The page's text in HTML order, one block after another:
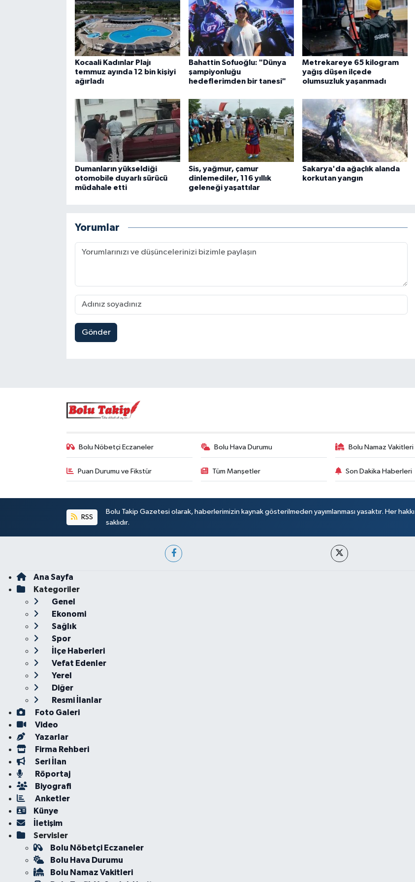
Kocaali Kadınlar Plajı
temmuz ayında 12 bin kişiyi
ağırladı
Bahattin Sofuoğlu: "Dünya
şampiyonluğu
hedeflerimden bir tanesi"
Metrekareye 65 kilogram
yağış düşen ilçede
olumsuzluk yaşanmadı
Dumanların yükseldiği
otomobile duyarlı sürücü
müdahale etti
Sis, yağmur, çamur
dinlemediler, 116 yıllık
geleneği yaşattılar
Sakarya'da ağaçlık alanda
korkutan yangın
Yorumlar
Gönder
Bolu Nöbetçi Eczaneler Bolu Hava Durumu Bolu Namaz Vakitleri
Puan Durumu ve Fikstür Tüm Manşetler Son Dakika Haberleri
RSS
Bolu Takip Gazetesi olarak, haberlerimizin kaynak gösterilmeden yayımlanması yasaktır. Her hakkı
saklıdır.
Ana Sayfa
Kategoriler
Genel
Ekonomi
Sağlık
Spor
İlçe Haberleri
Vefat Edenler
Yerel
Diğer
Resmi İlanlar
Foto Galeri
Video
Yazarlar
Firma Rehberi
Seri İlan
Röportaj
Biyografi
Anketler
Künye
İletişim
Servisler
Bolu Nöbetçi Eczaneler
Bolu Hava Durumu
Bolu Namaz Vakitleri